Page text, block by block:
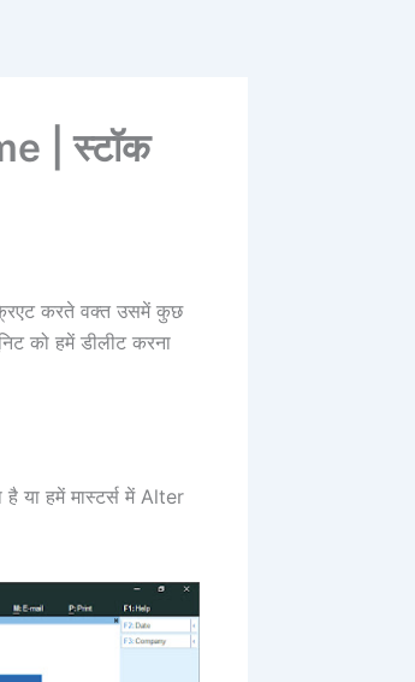
| स्टॉक
करते वक्त उसमें कुछ
को हमें डीलीट करना
या हमें मास्टर्स में Alter